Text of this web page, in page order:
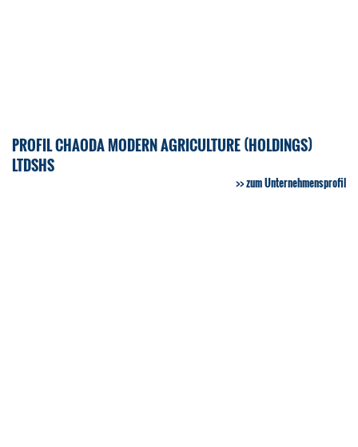
PROFIL CHAODA MODERN AGRICULTURE (HOLDINGS)
LTDSHS
zum Unternehmensprofil